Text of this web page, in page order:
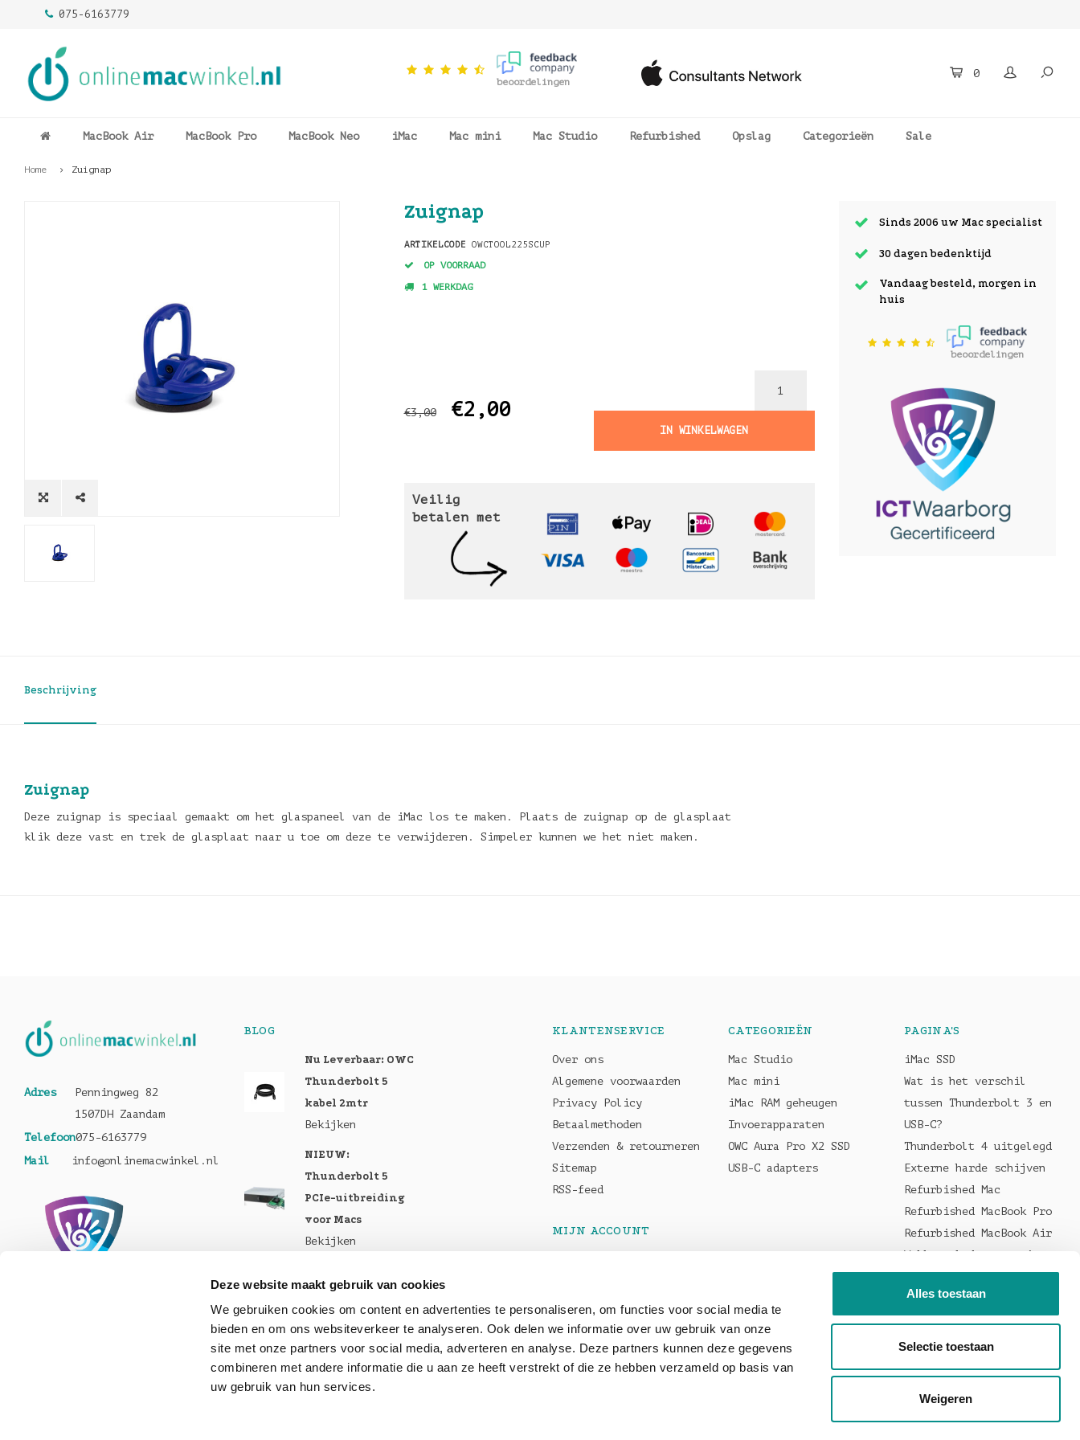
Deze website maakt gebruik van cookies
We gebruiken cookies om content en advertenties te personaliseren, om functies voor social media te
bieden en om ons websiteverkeer te analyseren. Ook delen we informatie over uw gebruik van onze
site met onze partners voor social media, adverteren en analyse. Deze partners kunnen deze gegevens
combineren met andere informatie die u aan ze heeft verstrekt of die ze hebben verzameld op basis van
uw gebruik van hun services.
Alles toestaan
Selectie toestaan
Weigeren
075-6163779
beoordelingen
0
MacBook Air MacBook Pro MacBook Neo iMac Mac mini Mac Studio Refurbished Opslag Categorieën Sale
Home Zuignap
Zuignap
ARTIKELCODE OWCTOOL225SCUP
OP VOORRAAD
1 WERKDAG
€3,00 €2,00
IN WINKELWAGEN
Veilig
betalen met
Sinds 2006 uw Mac specialist
30 dagen bedenktijd
Vandaag besteld, morgen in
huis
beoordelingen
Beschrijving
Zuignap
Deze zuignap is speciaal gemaakt om het glaspaneel van de iMac los te maken. Plaats de zuignap op de glasplaat
klik deze vast en trek de glasplaat naar u toe om deze te verwijderen. Simpeler kunnen we het niet maken.
Adres
Penningweg 82
1507DH Zaandam
Telefoon075-6163779
Mail
info@onlinemacwinkel.nl
BLOG
Nu Leverbaar: OWC
Thunderbolt 5
kabel 2mtr
Bekijken
NIEUW:
Thunderbolt 5
PCIe-uitbreiding
voor Macs
Bekijken
MacBook Pro M5
Pro en M5 Max
Bekijken
Nu leverbaar: OWC
Helios 5S
KLANTENSERVICE
Over ons
Algemene voorwaarden
Privacy Policy
Betaalmethoden
Verzenden & retourneren
Sitemap
RSS-feed
MIJN ACCOUNT
Mijn tickets
CATEGORIEËN
Mac Studio
Mac mini
iMac RAM geheugen
Invoerapparaten
OWC Aura Pro X2 SSD
USB-C adapters
PAGINA'S
iMac SSD
Wat is het verschil
tussen Thunderbolt 3 en
USB-C?
Thunderbolt 4 uitgelegd
Externe harde schijven
Refurbished Mac
Refurbished MacBook Pro
Refurbished MacBook Air
Welke oplader voor je